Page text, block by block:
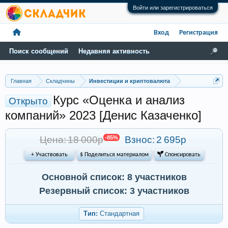
Войти или зарегистрироваться
Главная Складчины Инвестиции и криптовалюта
Открыто
Курс «Оценка и анализ
компаний» 2023 [Денис Казаченко]
Цена: 18 000р -85% Взнос: 2 695р
+ Участвовать $ Поделиться материалом  Спонсировать
Основной список: 8 участников
Резервный список: 3 участников
Тип: Стандартная
Поиск сообщений Недавняя активность
Вход Регистрация